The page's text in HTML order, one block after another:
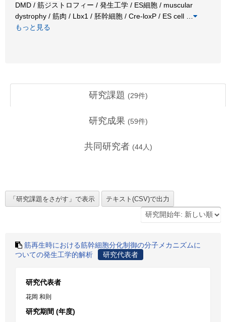
DMD / 筋ジストロフィー / 発生工学 / ES細胞 / muscular
dystrophy / 筋肉 / Lbx1 / 胚幹細胞 / Cre-loxP / ES cell
もっと見る
研究課題 (29件)
研究成果 (59件)
共同研究者 (44人)
筋再生時における筋幹細胞分化制御の分子メカニズムに
ついての発生工学的解析
研究代表者
研究代表者
花岡 和則
研究期間 (年度)